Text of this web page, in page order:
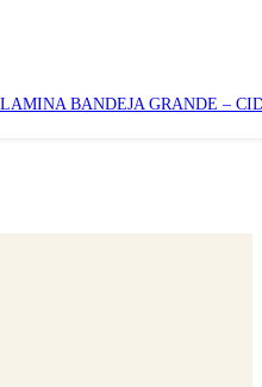
BANDEJA GRANDE –